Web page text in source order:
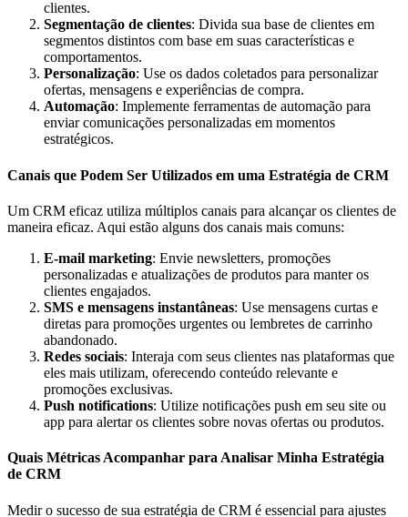
clientes.
Segmentação de clientes: Divida sua base de clientes em
segmentos distintos com base em suas características e
comportamentos.
Personalização: Use os dados coletados para personalizar
ofertas, mensagens e experiências de compra.
Automação: Implemente ferramentas de automação para
enviar comunicações personalizadas em momentos
estratégicos.
Canais que Podem Ser Utilizados em uma Estratégia de CRM
Um CRM eficaz utiliza múltiplos canais para alcançar os clientes de
maneira eficaz. Aqui estão alguns dos canais mais comuns:
E-mail marketing: Envie newsletters, promoções
personalizadas e atualizações de produtos para manter os
clientes engajados.
SMS e mensagens instantâneas: Use mensagens curtas e
diretas para promoções urgentes ou lembretes de carrinho
abandonado.
Redes sociais: Interaja com seus clientes nas plataformas que
eles mais utilizam, oferecendo conteúdo relevante e
promoções exclusivas.
Push notifications: Utilize notificações push em seu site ou
app para alertar os clientes sobre novas ofertas ou produtos.
Quais Métricas Acompanhar para Analisar Minha Estratégia
de CRM
Medir o sucesso de sua estratégia de CRM é essencial para ajustes